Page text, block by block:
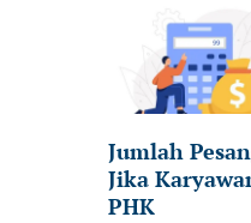
Jumlah
Jika
PHK